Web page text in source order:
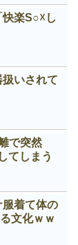
快楽S○☓し
扱いされて
で突然
てしまう
服着て体の
文化ｗｗ